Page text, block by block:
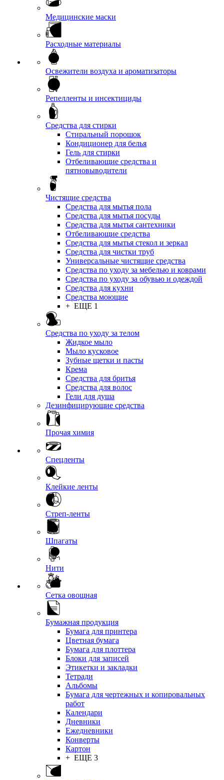
Медицинские маски
Расходные материалы
Освежители воздуха и ароматизаторы
Репелленты и инсектициды
Средства для стирки
Стиральный порошок
Кондиционер для белья
Гель для стирки
Отбеливающие средства и
пятновыводители
Чистящие средства
Средства для мытья пола
Средства для мытья посуды
Средства для мытья сантехники
Отбеливающие средства
Средства для мытья стекол и зеркал
Средства для чистки труб
Универсальные чистящие средства
Средства по уходу за мебелью и коврами
Средства по уходу за обувью и одеждой
Средства для кухни
Средства моющие
+ ЕЩЕ 1
Средства по уходу за телом
Жидкое мыло
Мыло кусковое
Зубные щетки и пасты
Крема
Средства для бритья
Средства для волос
Гели для душа
Дезинфицирующие средства
Прочая химия
Спецленты
Клейкие ленты
Стреп-ленты
Шпагаты
Нити
Сетка овощная
Бумажная продукция
Бумага для принтера
Цветная бумага
Бумага для плоттера
Блоки для записей
Этикетки и закладки
Тетради
Альбомы
Бумага для чертежных и копировальных
работ
Календари
Дневники
Ежедневники
Конверты
Картон
+ ЕЩЕ 3